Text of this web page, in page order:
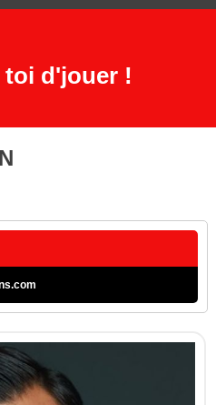
toi d'jouer !